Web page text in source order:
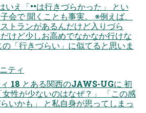
いえ「••は⾏きづらかった」 とい
会で 聞くことも事実。 ※例えば、
トランがあるんだけど⼊りづら
けど少しお⾼めでなかなか⾏けな
「⾏きづらい」に似てると思いま
ティ
18 とある関⻄のJAWS-UGに 初
性が少ないのはなぜ？」 「この感
いかも」 と私⾃⾝が思ってしまっ